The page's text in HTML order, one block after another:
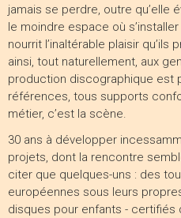
jamais se perdre, outre qu’elle
le moindre espace où
nourrit l’inaltérable plaisir
ainsi, tout naturellement, aux
production discographique est
références, tous supports
métier, c’est la scène.
30 ans à développer
projets, dont la rencontre
citer que quelques-uns : des
européennes sous leurs
disques pour enfants - certifiés